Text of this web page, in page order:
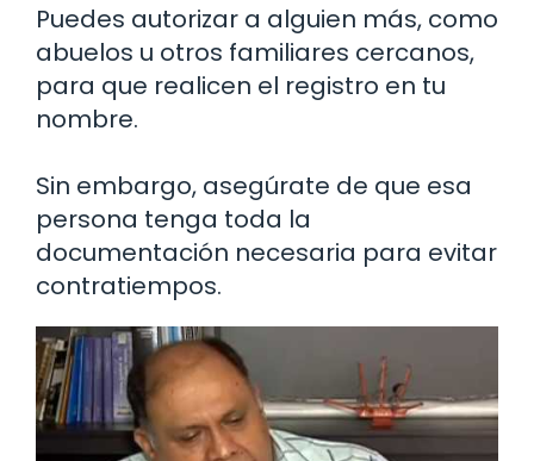
Puedes autorizar a alguien más, como
abuelos u otros familiares cercanos,
para que realicen el registro en tu
nombre.
Sin embargo, asegúrate de que esa
persona tenga toda la
documentación necesaria para evitar
contratiempos.